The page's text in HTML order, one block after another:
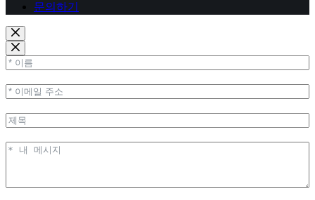
문의하기